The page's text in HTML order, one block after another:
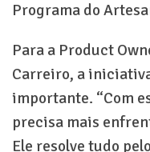
Programa do
Para a Product
Carreiro, a
importante. “Com
precisa mais
Ele resolve tudo